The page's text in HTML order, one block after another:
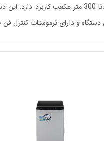
و دارای ترموستات کنترل